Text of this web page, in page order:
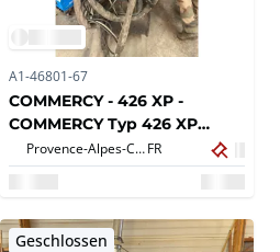
A1-46801-67
COMMERCY - 426 XP -
COMMERCY Typ 426 XP
Schweißmaschine
Provence-Alpes-Côte d'Azur,FR
Geschlossen